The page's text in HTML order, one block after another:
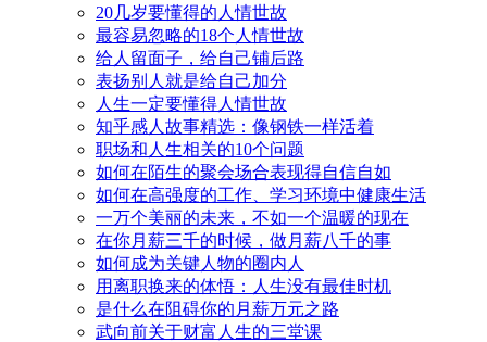
20几岁要懂得的人情世故
最容易忽略的18个人情世故
给人留面子，给自己铺后路
表扬别人就是给自己加分
人生一定要懂得人情世故
知乎感人故事精选：像钢铁一样活着
职场和人生相关的10个问题
如何在陌生的聚会场合表现得自信自如
如何在高强度的工作、学习环境中健康生活
一万个美丽的未来，不如一个温暖的现在
在你月薪三千的时候，做月薪八千的事
如何成为关键人物的圈内人
用离职换来的体悟：人生没有最佳时机
是什么在阻碍你的月薪万元之路
武向前关于财富人生的三堂课